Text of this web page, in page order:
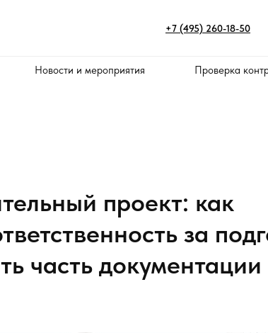
+7 (495) 260-18-50
Новости и мероприятия Проверка
проект: как
за
часть документации